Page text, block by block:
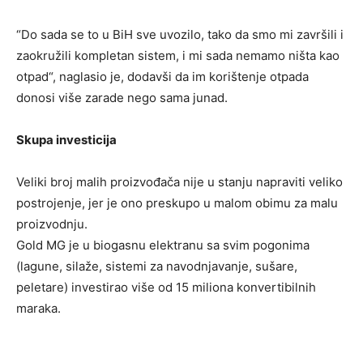
“Do sada se to u BiH sve uvozilo, tako da smo mi završili i
zaokružili kompletan sistem, i mi sada nemamo ništa kao
otpad“, naglasio je, dodavši da im korištenje otpada
donosi više zarade nego sama junad.
Skupa investicija
Veliki broj malih proizvođača nije u stanju napraviti veliko
postrojenje, jer je ono preskupo u malom obimu za malu
proizvodnju.
Gold MG je u biogasnu elektranu sa svim pogonima
(lagune, silaže, sistemi za navodnjavanje, sušare,
peletare) investirao više od 15 miliona konvertibilnih
maraka.